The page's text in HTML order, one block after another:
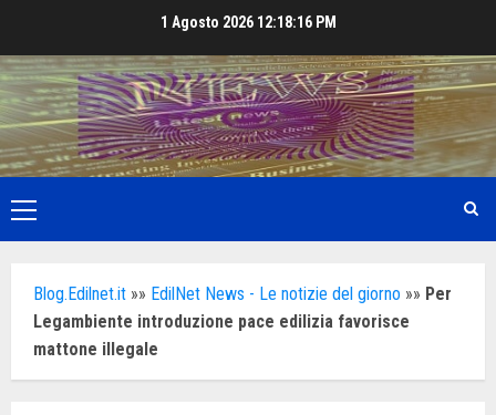
content
1 Agosto 2026 12:18:18 PM
Primary
Menu
Blog.Edilnet.it »» EdilNet News - Le notizie del giorno »» Per
Legambiente introduzione pace edilizia favorisce
mattone illegale